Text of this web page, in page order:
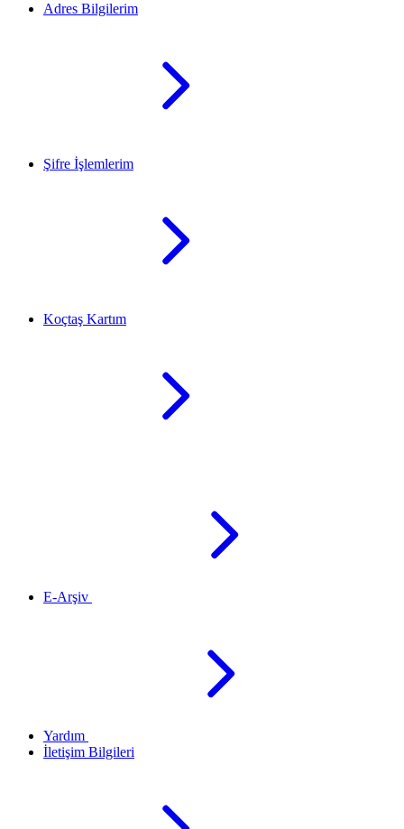
Adres Bilgilerim
Şifre İşlemlerim
Koçtaş Kartım
E-Arşiv
Yardım
İletişim Bilgileri